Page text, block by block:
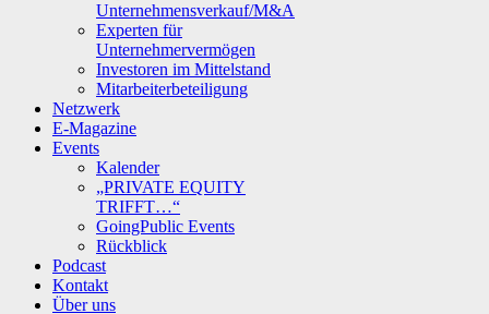
Unternehmensverkauf/M&A
Experten für
Unternehmervermögen
Investoren im Mittelstand
Mitarbeiterbeteiligung
Netzwerk
E-Magazine
Events
Kalender
„PRIVATE EQUITY
TRIFFT…“
GoingPublic Events
Rückblick
Podcast
Kontakt
Über uns